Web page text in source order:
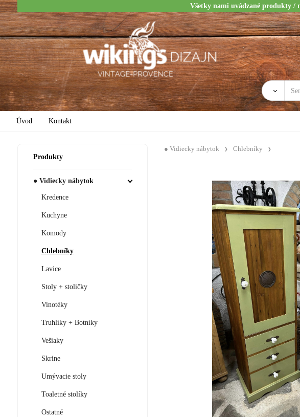
Všetky nami uvádzané produkty /
Úvod Kontakt
Produkty
● Vidiecky nábytok
Kredence
Kuchyne
Komody
Chlebníky
Lavice
Stoly + stoličky
Vinotéky
Truhlíky + Botníky
Vešiaky
Skrine
Umývacie stoly
Toaletné stolíky
Ostatné
● Vidiecky nábytok Chlebníky